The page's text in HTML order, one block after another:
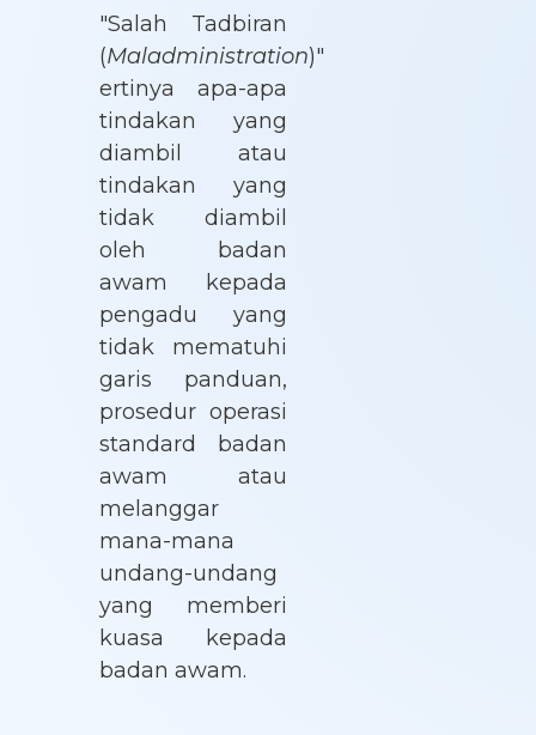
"Salah Tadbiran
(Maladministration)"
ertinya apa-apa
tindakan yang
diambil atau
tindakan yang
tidak diambil
oleh badan
awam kepada
pengadu yang
tidak mematuhi
garis panduan,
prosedur operasi
standard badan
awam atau
melanggar
mana-mana
undang-undang
yang memberi
kuasa kepada
badan awam.